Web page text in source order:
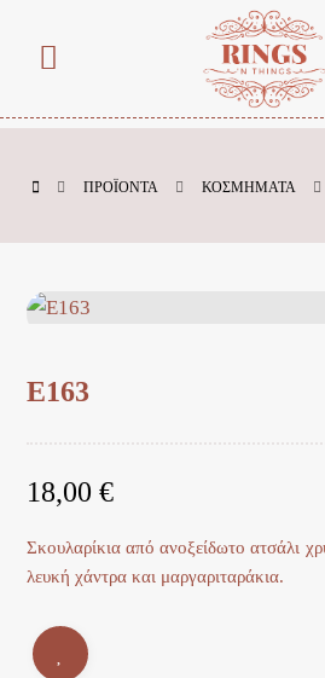
ΠΡΟΪΌΝΤΑ ΚΟΣΜΗΜΑΤΑ
E163
18,00€
Σκουλαρίκια από ανοξείδωτο ατσάλι
λευκή χάντρα και μαργαριταράκια.